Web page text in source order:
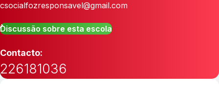
csocialfozresponsavel@gmail.com
Discussão sobre esta escola
Contacto:
226181036